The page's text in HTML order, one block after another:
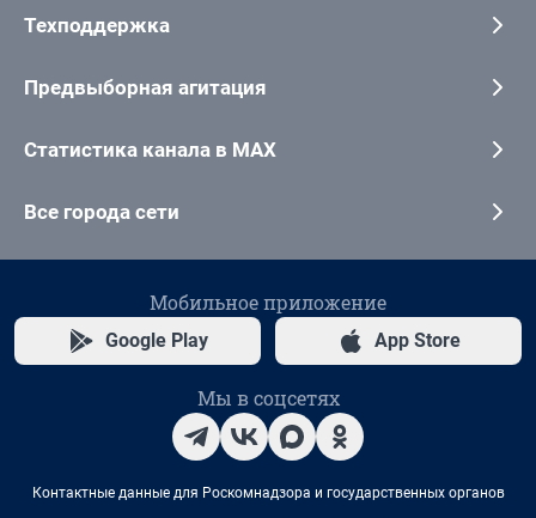
Техподдержка
Предвыборная агитация
Статистика канала в MAX
Все города сети
Мобильное приложение
Google Play App Store
Мы в соцсетях
Контактные данные для Роскомнадзора и государственных органов